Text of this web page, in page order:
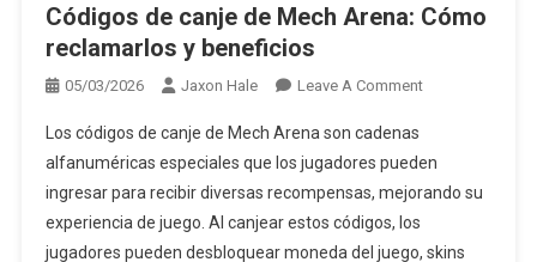
Códigos de canje de Mech Arena: Cómo
reclamarlos y beneficios
05/03/2026 Jaxon Hale Leave A CommentOn
Canje
De
Arena:
Los códigos de canje de Mech Arena son cadenas
alfanuméricas especiales que los jugadores pueden
ingresar para recibir diversas recompensas, mejorando su
experiencia de juego. Al canjear estos códigos, los
jugadores pueden desbloquear moneda del juego, skins